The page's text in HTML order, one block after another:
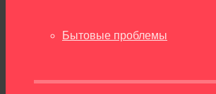
Бытовые проблемы